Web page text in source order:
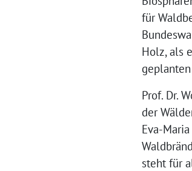
für
Holz, als
Prof. Dr.
der
Eva-
steht für